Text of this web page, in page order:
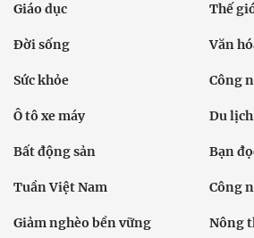
Giáo dục Thế
Đời sống Văn
Sức khỏe Công
Ô tô xe máy Du lịch
Bất động sản Bạn
Tuần Việt Nam Công
Giảm nghèo bền vững Nông